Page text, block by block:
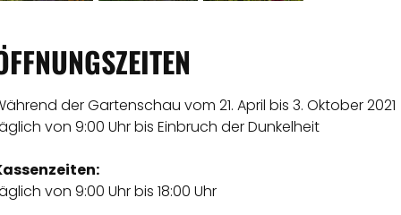
der Gartenschau vom 21. April bis 3. Oktober 2021
von 9:00 Uhr bis Einbruch der Dunkelheit
von 9:00 Uhr bis 18:00 Uhr